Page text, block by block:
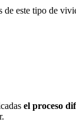
de este tipo de
el proceso